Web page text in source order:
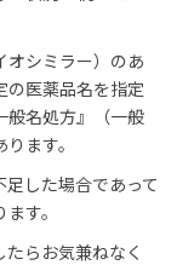
オシミラー）のあ
の医薬品名を指定
般名処方』（一般
ます。
した場合であって
す。
らお気兼ねなく